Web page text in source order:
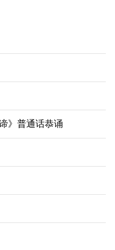
》普通话恭诵